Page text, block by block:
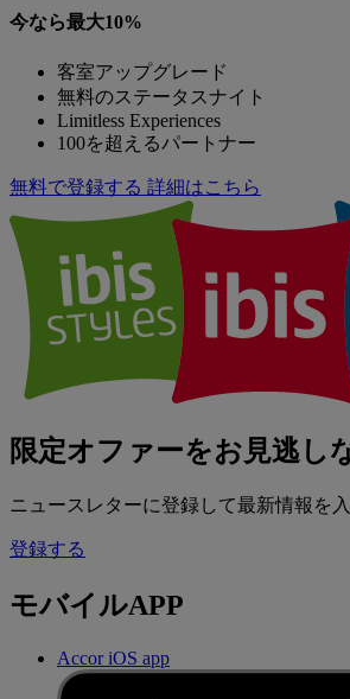
今なら最大10%
客室アップグレード
無料のステータスナイト
Limitless Experiences
100を超えるパートナー
無料で登録する 詳細はこちら
限定オファーをお見逃し
ニュースレターに登録して最新情報を
登録する
モバイルAPP
Accor iOS app